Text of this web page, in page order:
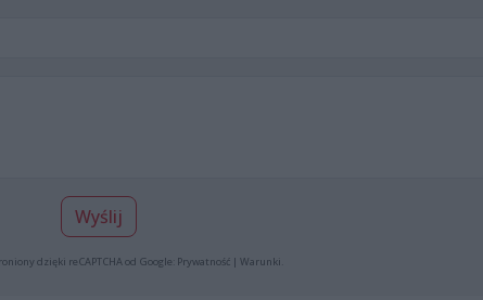
Wyślij
dzięki reCAPTCHA od Google: Prywatność| Warunki